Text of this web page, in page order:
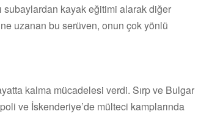
subaylardan kayak eğitimi alarak diğer
uzanan bu serüven, onun çok yönlü
kalma mücadelesi verdi. Sırp ve Bulgar
ve İskenderiye’de mülteci kamplarında